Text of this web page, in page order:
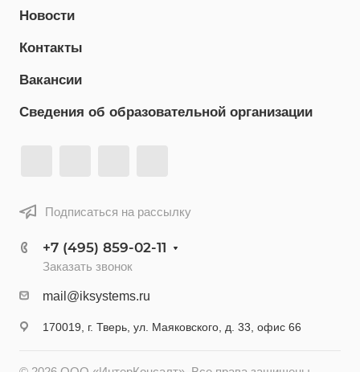
Новости
Контакты
Вакансии
Сведения об образовательной организации
Подписаться на рассылку
+7 (495) 859-02-11
Заказать звонок
mail@iksystems.ru
170019, г. Тверь, ул. Маяковского, д. 33, офис 66